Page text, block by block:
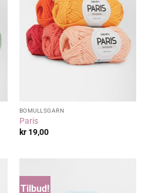
BOMULLSGARN
Paris
kr19,00
Tilbud!